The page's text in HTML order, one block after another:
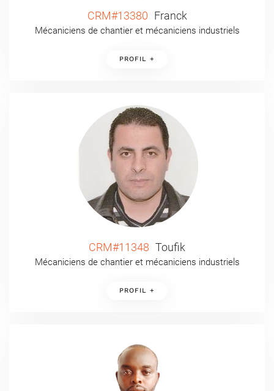
CRM#13380 Franck
Mécaniciens de chantier et mécaniciens industriels
PROFIL +
CRM#11348 Toufik
Mécaniciens de chantier et mécaniciens industriels
PROFIL +